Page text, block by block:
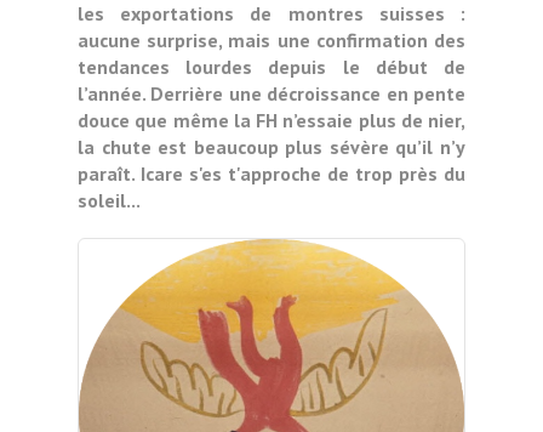
les exportations de montres suisses :
aucune surprise, mais une confirmation des
tendances lourdes depuis le début de
l’année. Derrière une décroissance en pente
douce que même la FH n’essaie plus de nier,
la chute est beaucoup plus sévère qu’il n’y
paraît. Icare s'es t'approche de trop près du
soleil...